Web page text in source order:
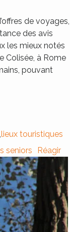
de voyages,
des avis
les mieux notés
Colisée, à Rome
pouvant
lieux touristiques
seniors Réagir